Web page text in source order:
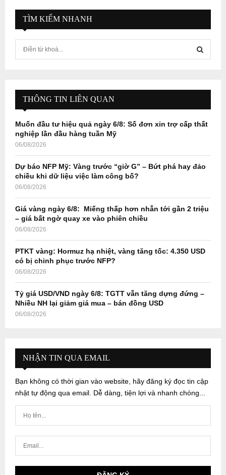
TÌM KIẾM NHANH
f
r
E
A
H
THÔNG TIN LIÊN QUAN
Muốn đầu tư hiệu quả ngày 6/8: Số đơn xin trợ cấp thất
nghiệp lần đầu hàng tuần Mỹ
06/08/2026
Dự báo NFP Mỹ: Vàng trước “giờ G” – Bứt phá hay đảo
chiều khi dữ liệu việc làm công bố?
06/08/2026
Giá vàng ngày 6/8: Miếng thấp hơn nhẫn tới gần 2 triệu
– giá bất ngờ quay xe vào phiên chiều
06/08/2026
PTKT vàng: Hormuz hạ nhiệt, vàng tăng tốc: 4.350 USD
có bị chinh phục trước NFP?
06/08/2026
Tỷ giá USD/VND ngày 6/8: TGTT vẫn tăng dựng đứng –
Nhiều NH lại giảm giá mua – bán đồng USD
06/08/2026
NHẬN TIN QUA EMAIL
Bạn không có thời gian vào website, hãy đăng ký đọc tin cập
nhật tự động qua email. Dễ dàng, tiện lợi và nhanh chóng...